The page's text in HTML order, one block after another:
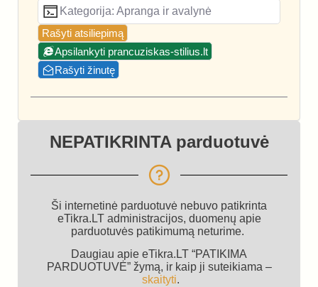
Kategorija: Apranga ir avalynė
Rašyti atsiliepimą
Apsilankyti prancuziskas-stilius.lt
Rašyti žinutę
NEPATIKRINTA parduotuvė
Ši internetinė parduotuvė nebuvo patikrinta
eTikra.LT administracijos, duomenų apie
parduotuvės patikimumą neturime.
Daugiau apie eTikra.LT “PATIKIMA
PARDUOTUVĖ” žymą, ir kaip ji suteikiama –
skaityti.